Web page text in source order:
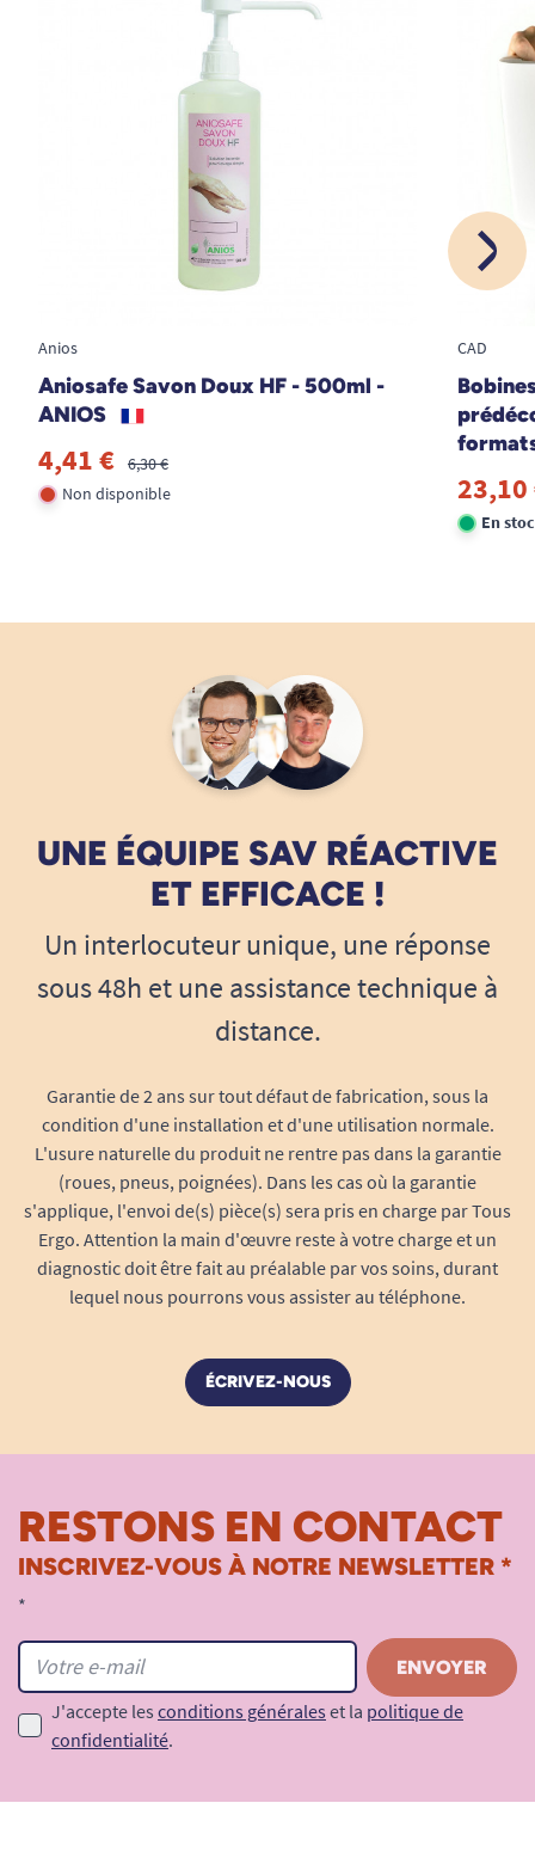
Anios
Aniosafe Savon Doux HF - 500ml -
ANIOS
4,41 €
6,30 €
Non disponible
CAD
23,10
En
UNE ÉQUIPE SAV RÉACTIVE
ET EFFICACE !
Un interlocuteur unique, une réponse
sous 48h et une assistance technique à
distance.
Garantie de 2 ans sur tout défaut de fabrication, sous la
condition d'une installation et d'une utilisation normale.
L'usure naturelle du produit ne rentre pas dans la garantie
(roues, pneus, poignées). Dans les cas où la garantie
s'applique, l'envoi de(s) pièce(s) sera pris en charge par Tous
Ergo. Attention la main d'œuvre reste à votre charge et un
diagnostic doit être fait au préalable par vos soins, durant
lequel nous pourrons vous assister au téléphone.
ÉCRIVEZ-NOUS
RESTONS EN CONTACT
INSCRIVEZ-VOUS À NOTRE NEWSLETTER *
*
J'accepte les conditions générales et la politique de
confidentialité.